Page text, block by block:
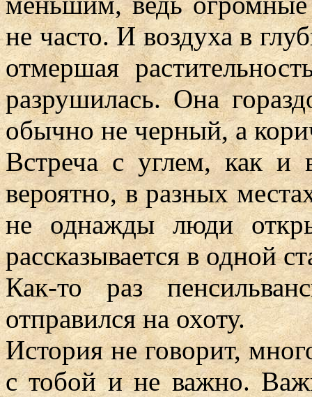
не часто. И воздуха в
отмершая
разрушилась. Она
обычно не черный, а
Встреча с углем, как и
вероятно, в разных
не однажды люди
рассказывается в одной
Как-то раз
отправился на охоту.
История не говорит,
с тобой и не важно.